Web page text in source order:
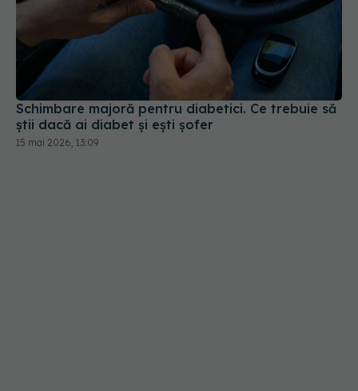
Schimbare majoră pentru diabetici. Ce trebuie să
știi dacă ai diabet și ești șofer
15 mai 2026, 13:09